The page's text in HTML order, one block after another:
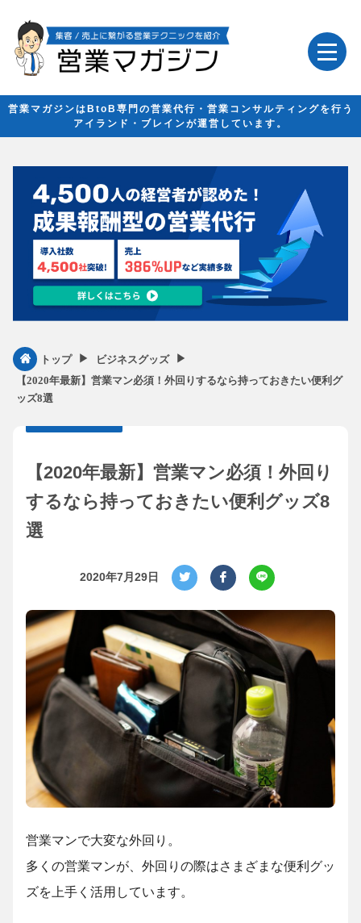
営業マガジンはBtoB専門の営業代行・営業コンサルティングを行う
アイランド・ブレインが運営しています。
トップ ▶︎ ビジネスグッズ ▶︎
【2020年最新】営業マン必須！外回りするなら持っておきたい便利グ
ッズ8選
【2020年最新】営業マン必須！外回り
するなら持っておきたい便利グッズ8
選
2020年7月29日
営業マンで大変な外回り。
多くの営業マンが、外回りの際はさまざまな便利グッ
ズを上手く活用しています。